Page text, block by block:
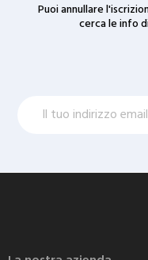
Puoi annullare
cerca le info